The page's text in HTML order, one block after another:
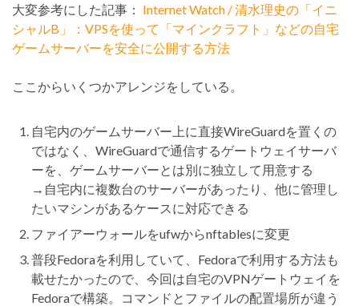
大変参考にした記事： Internet Watch / 清水理史の「イニ
シャルB」：VPSを使って「マインクラフト」などの自宅
ゲームサーバーを安全に公開する方法
ここからいくつかアレンジをしている。
自宅内のゲームサーバー上に直接WireGuardを置くの
ではなく、WireGuardで通信するゲートウェイサーバ
ーを、ゲームサーバーとは別に独立して用意する
→自宅内に複数台のサーバーがあったり、他に管理し
たいマシンがあるケースに対応できる
ファイアーウォールをufwからnftablesに変更
普段Fedoraを利用していて、Fedoraで利用する方法も
載せたかったので、今回は自宅のVPNゲートウェイを
Fedoraで構築。コマンドとファイルの配置場所が違う